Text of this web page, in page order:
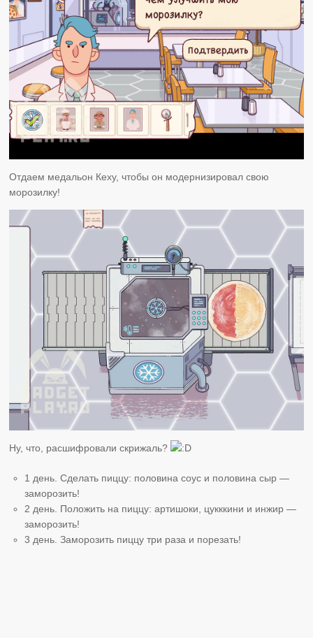
Отдаем медальон Кеху, чтобы он модернизировал свою
морозилку!
Ну, что, расшифровали скрижаль?
1 день. Сделать пиццу: половина соус и половина сыр —
заморозить!
2 день. Положить на пиццу: артишоки, цукккини и инжир —
заморозить!
3 день. Заморозить пиццу три раза и порезать!